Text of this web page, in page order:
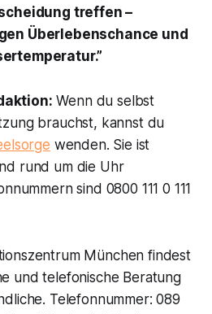
treffen –
Überlebenschance und
Wenn du selbst
brauchst, kannst du
wenden. Sie ist
rund um die Uhr
sind 0800 111 0 111
München findest
und telefonische Beratung
Telefonnummer: 089